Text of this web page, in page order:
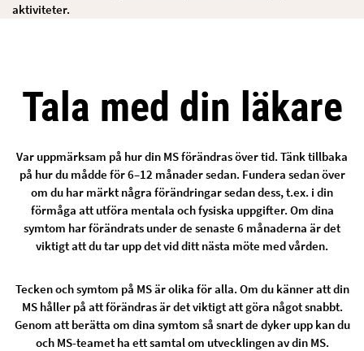
aktiviteter.
Tala med din läkare
Var uppmärksam på hur din MS förändras över tid. Tänk tillbaka
på hur du mådde för 6–12 månader sedan. Fundera sedan över
om du har märkt några förändringar sedan dess, t.ex. i din
förmåga att utföra mentala och fysiska uppgifter. Om dina
symtom har förändrats under de senaste 6 månaderna är det
viktigt att du tar upp det vid ditt nästa möte med vården.
Tecken och symtom på MS är olika för alla. Om du känner att din
MS håller på att förändras är det viktigt att göra något snabbt.
Genom att berätta om dina symtom så snart de dyker upp kan du
och MS-teamet ha ett samtal om utvecklingen av din MS.